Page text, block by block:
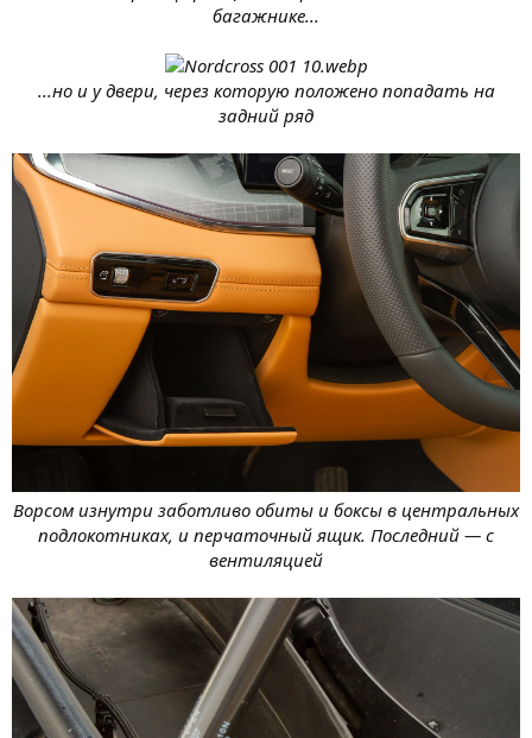
багажнике...
...но и у двери, через которую положено попадать на
задний ряд
Ворсом изнутри заботливо обиты и боксы в центральных
подлокотниках, и перчаточный ящик. Последний — с
вентиляцией